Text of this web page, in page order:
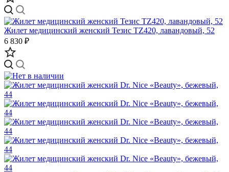
Жилет медицинский женский Тезис TZ420, лавандовый, 52
6 830 ₽